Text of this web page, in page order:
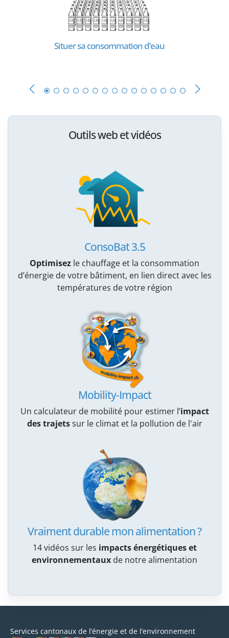
Situer sa consommation d’eau
Outils web et vidéos
ConsoBat 3.5
Optimisez le chauffage et la consommation
d’énergie de votre bâtiment, en lien direct avec les
températures de votre région
Mobility-Impact
Un calculateur de mobilité pour estimer l’impact
des trajetssur le climat et la pollution de l'air
Vraiment durable mon alimentation ?
14 vidéos sur les impacts énergétiques et
environnementaux de notre alimentation
Services cantonaux de l’énergie et de l’environnement